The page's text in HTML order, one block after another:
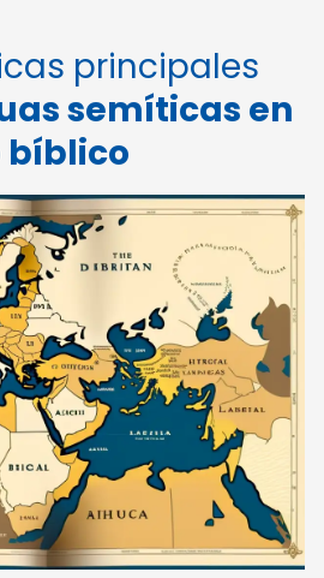
principales
semíticas en
bíblico